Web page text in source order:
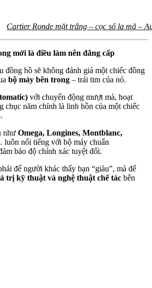
Cartier Ronde mặt trắng – cọc số la mã –
mới là điều làm nên đẳng cấp
đồng hồ sẽ không đánh giá một chiếc đồng
bộ máy bên trong – trái tim của nó.
với chuyển động mượt mà, hoạt
chục năm chính là linh hồn của một chiếc
như Omega, Longines, Montblanc,
nổi tiếng với bộ máy chuẩn
bảo độ chính xác tuyệt đối.
để người khác thấy bạn “giàu”, mà để
trị kỹ thuật và nghệ thuật chế tác bên